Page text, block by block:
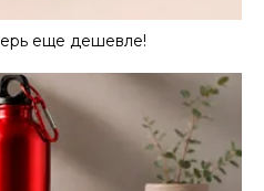
еще дешевле!